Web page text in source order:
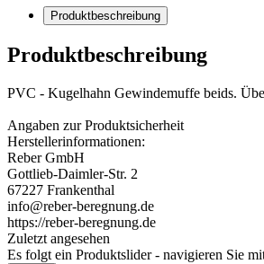
Produktbeschreibung
Produktbeschreibung
PVC - Kugelhahn Gewindemuffe beids.
Angaben zur Produktsicherheit
Herstellerinformationen:
Reber GmbH
Gottlieb-Daimler-Str. 2
67227 Frankenthal
info@reber-beregnung.de
https://reber-beregnung.de
Zuletzt angesehen
Es folgt ein Produktslider - navigieren Sie